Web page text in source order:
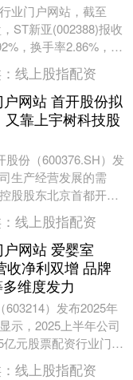
业门户网站，截至
ST新亚(002388)报收
，换手率2.86%，成
....
线上股指配资
网站 首开股份拟
靠上宇树科技股
股份（600376.SH）发
生产经营发展的需
股股东北京首都开发
司进行永续债权融资
线上股指配资
网站 爱婴室
收净利双增 品牌
维度发力
603214）发布2025年
示，2025上半年公司
元股票配资行业门户
；归属....
线上股指配资